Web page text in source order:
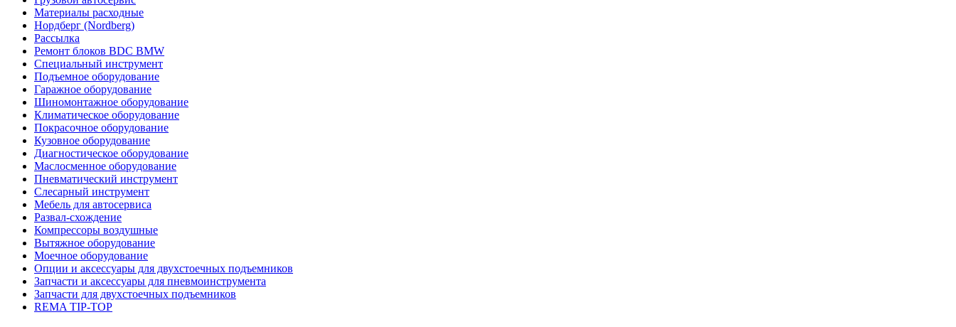
Материалы расходные
Нордберг (Nordberg)
Рассылка
Ремонт блоков BDC BMW
Специальный инструмент
Подъемное оборудование
Гаражное оборудование
Шиномонтажное оборудование
Климатическое оборудование
Покрасочное оборудование
Кузовное оборудование
Диагностическое оборудование
Маслосменное оборудование
Пневматический инструмент
Слесарный инструмент
Мебель для автосервиса
Развал-схождение
Компрессоры воздушные
Вытяжное оборудование
Моечное оборудование
Опции и аксессуары для двухстоечных подъемников
Запчасти и аксессуары для пневмоинструмента
Запчасти для двухстоечных подъемников
REMA TIP-TOP